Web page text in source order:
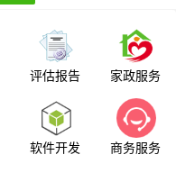
评估报告 家政服务
软件开发 商务服务